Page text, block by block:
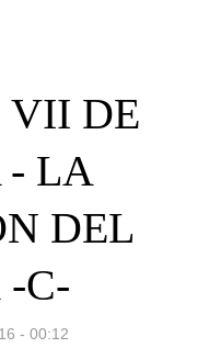
VII DE
- LA
DEL
-C-
- 00:12